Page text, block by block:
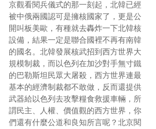
京觀看閱兵儀式的那一刻起，北韓已經
被中俄兩國認可是擁核國家了，更是公
開叫板美歐，有種就去轟炸一下北韓核
設備，結果一定是聯合國裡不再有南韓
的國名。北韓發展核武招到西方世界大
規模制裁，而以色列在加沙對手無寸鐵
的巴勒斯坦民眾大屠殺，西方世界連最
基本的經濟制裁都不敢做，反而還提供
武器給以色列去攻擊糧食救援車輛，所
謂民主、人權、價值觀的西方世界，你
們還有什麼公道和良知所言呢？北京閱